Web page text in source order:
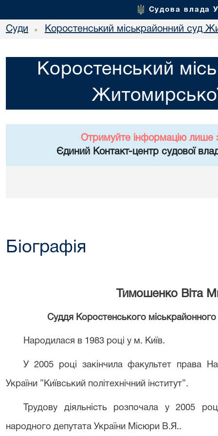
Судова влада
Суди • Коростенський міськрайонний суд
Коростенський
Отримуйте інформацію лише
Єдиний Контакт-центр судової
Біографія
Тимошенко Віта
Суддя Коростенського
Народилася в 1983 році у м. Київ.
У 2005 році закінчила факультет права
України ” Київський політехнічний інститут”.
Трудову діяльність розпочала у 2005
народного депутата України Місюри В.Я..